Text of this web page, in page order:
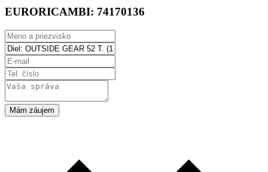
EURORICAMBI: 74170136
Mám záujem